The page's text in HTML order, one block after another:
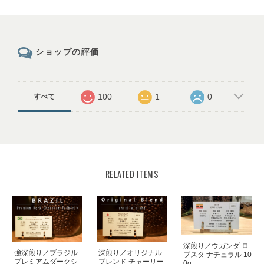
ショップの評価
すべて 100 1 0
RELATED ITEMS
強深煎り／ブラジル
プレミアムダークシ
深煎り／オリジナル
ブレンド チャーリー
深煎り／ウガンダ ロ
ブスタ ナチュラル 10